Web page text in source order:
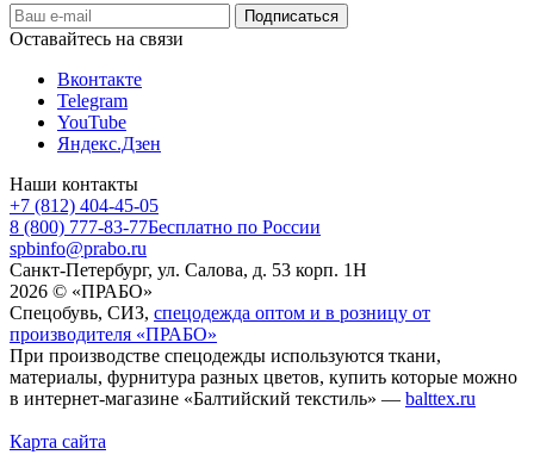
Оставайтесь на связи
Вконтакте
Telegram
YouTube
Яндекс.Дзен
Наши контакты
+7 (812) 404-45-05
8 (800) 777-83-77Бесплатно по России
spbinfo@prabo.ru
Санкт-Петербург, ул. Салова, д. 53 корп. 1Н
2026 © «ПРАБО»
Спецобувь, СИЗ, спецодежда оптом и в розницу от
производителя «ПРАБО»
При производстве спецодежды используются ткани,
материалы, фурнитура разных цветов, купить которые можно
в интернет-магазине «Балтийский текстиль» — balttex.ru
Карта сайта